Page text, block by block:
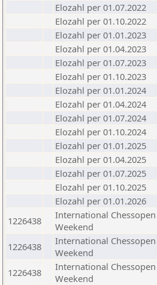
Elozahl per 01.07.2022
Elozahl per 01.10.2022
Elozahl per 01.01.2023
Elozahl per 01.04.2023
Elozahl per 01.07.2023
Elozahl per 01.10.2023
Elozahl per 01.01.2024
Elozahl per 01.04.2024
Elozahl per 01.07.2024
Elozahl per 01.10.2024
Elozahl per 01.01.2025
Elozahl per 01.04.2025
Elozahl per 01.07.2025
Elozahl per 01.10.2025
Elozahl per 01.01.2026
1226438
International Chessopen
Weekend
1226438
International Chessopen
Weekend
1226438
International Chessopen
Weekend